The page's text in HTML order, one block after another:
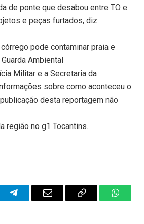
de ponte que desabou entre TO e
e peças furtados, diz
pode contaminar praia e
Ambiental
Militar e a Secretaria da
sobre como aconteceu o
desta reportagem não
região no g1 Tocantins.
TelegramEmail
Copy